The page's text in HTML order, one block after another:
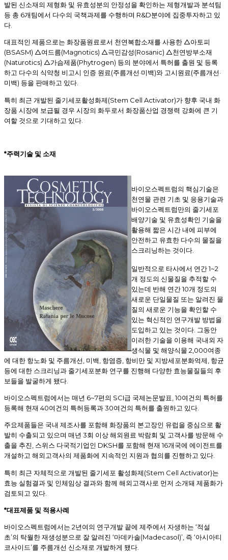
발된 신소재의 제형화 및 유효성분의 안정성을 확인하는 제형개발과 분석팀
등 총 6개팀에서 다수의 국책과제를 수행하며 R&D분야에 집중투자하고 있
다
대표적인 제품으로는 화장품원료로서 천연복합소재를 사용한 △아토피
(BSASM) △여드름(Magnotics) △극민감성 (Rosanic) △천연방부소재
(Naturotics) △가슴제품(Phytrogen) 등의 분야에서 특허를 출원 및 등록
하고 다수의 식약청 비고시 인증 원료(주름개선 ·미백)와 고시원료(주름개선 ·
미백) 등을 판매하고 있다.
특히 최근 개발된 줄기세포활성화제 (Stem Cell Activator)가 향후 국내 화
장품 시장에 보급될 경우 시장의 화두로서 화장품산업 경쟁력 강화에 큰 기
여할 것으로 기대하고 있다
*주력기술 및 소재
바이오스펙트럼의 핵심기술은
천연물 관련 기초 및 응용기술과
바이오스펙트럼만의 줄기세포
배양기술 및 유효성확인 기술을
활용해 짧은 시간 내에 피부에
안전하고 유효한 다수의 물질을
스크리닝하는 것이다
일반적으로 타사에서 연간1~2
개 정도의 신물질을 추적할 수
있는데 반해 연간10개 정도의
새로운 단일물질 또는 알려진 물
질의 새로운 기능을 확인할 수
있는 혁신적인 연구개발 방법을
도입하고 있는 것이다 그동안
이러한 기술을 이용해 국내외 자
생식물 및 해양식물 2,000여종
에 대한 항노화 및 주름개선 미백 항염증 항비만 및 지방세포분화억제 항균
등에 대한 스크리닝과 줄기세포분화 연구를 진행해 다양한 효능물질들의 후
보들을 발굴하게 됐다
바이오스펙트럼에서는 매년 6~7편의 SCI급 국제논문발표 , 10여건의 특허를
등록해 현재 40여건의 특허등록과 30여건의 특허를 출원하고 있다
주요제품들은 국내 제조사를 포함해 화장품의 본고장인 유럽을 중심으로 활
발히 수출되고 있으며 매년 3회 이상 해외원료 박람회 및 고객사를 방문해 수
출을 추진 , 스위스 다국적기업인 DKSH를 포함해 현재 16개국에 에이전트를
개설하고 해외고객사의 제품화에 지속적인 지원과 협의를 진행하고 있다.
특히 최근 자체적으로 개발된 줄기세포 활성화제 (Stem Cell Activator)는
효능 실험결과 및 인체임상 결과와 함께 해외고객사로 먼저 소개돼 제품화가
검토되고 있다
*대표제품 및 적용사례
바이오스펙트럼에서는 2년여의 연구개발 끝에 제주에서 자생하는 ‘적설
초’의 탁월한 재생성분으로 잘 알려진 ‘마데카솔(Madecasol)’, 즉 ‘아시아티
코사이드’를 주름개선 신소재로 개발하게 됐다.